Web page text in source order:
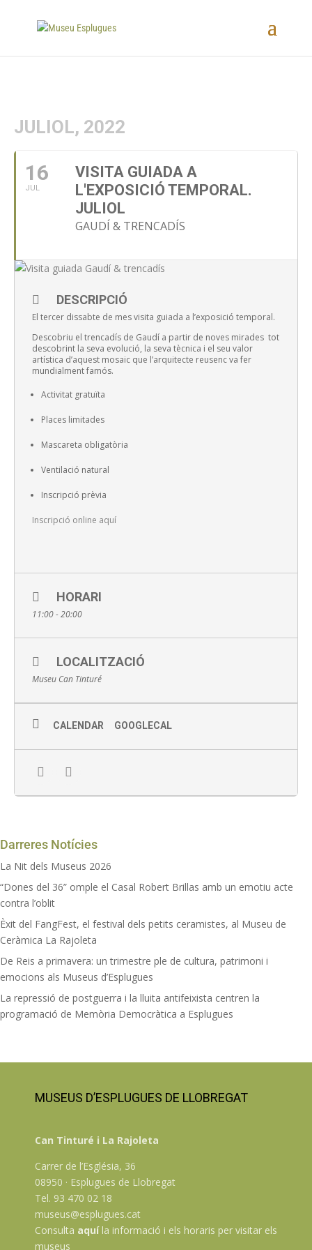
JULIOL, 2022
16
JUL
VISITA GUIADA A
L'EXPOSICIÓ TEMPORAL.
JULIOL
GAUDÍ & TRENCADÍS
DESCRIPCIÓ
El tercer dissabte de mes visita guiada a l’exposició temporal.
Descobriu el trencadís de Gaudí a partir de noves mirades tot
descobrint la seva evolució, la seva tècnica i el seu valor
artística d’aquest mosaic que l’arquitecte reusenc va fer
mundialment famós.
Activitat gratuïta
Places limitades
Mascareta obligatòria
Ventilació natural
Inscripció prèvia
Inscripció online aquí
HORARI
11:00 - 20:00
LOCALITZACIÓ
Museu Can Tinturé
CALENDAR GOOGLECAL
Darreres Notícies
La Nit dels Museus 2026
“Dones del 36” omple el Casal Robert Brillas amb un emotiu acte
contra l’oblit
Èxit del FangFest, el festival dels petits ceramistes, al Museu de
Ceràmica La Rajoleta
De Reis a primavera: un trimestre ple de cultura, patrimoni i
emocions als Museus d’Esplugues
La repressió de postguerra i la lluita antifeixista centren la
programació de Memòria Democràtica a Esplugues
MUSEUS D’ESPLUGUES DE LLOBREGAT
Can Tinturé i La Rajoleta
Carrer de l’Església, 36
08950 · Esplugues de Llobregat
Tel. 93 470 02 18
museus@esplugues.cat
Consulta aquíla informació i els horaris per visitar els
museus